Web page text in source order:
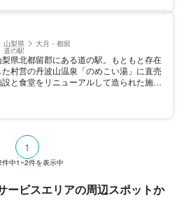
ビスエリアで、バラエティに富むグルメが
わえることでも知られる。2020年よりス
ートインターチェンジが設置された。
山梨県 大月・都留
道の駅
梨県北都留郡にある道の駅。もともと存在
た村営の丹波山温泉「のめこい湯」に直売
設と食堂をリニューアルして造られた施
り、鍋や地魚の塩焼き、オリエンテーション
や抽選会などが行われている。
1
件中1~2件を表示中
ービスエリアの周辺スポットか